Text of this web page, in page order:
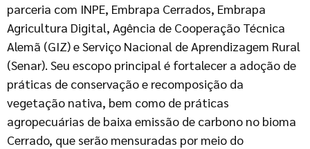
parceria com INPE, Embrapa Cerrados, Embrapa
Agricultura Digital, Agência de Cooperação Técnica
Alemã (GIZ) e Serviço Nacional de Aprendizagem Rural
(Senar). Seu escopo principal é fortalecer a adoção de
práticas de conservação e recomposição da
vegetação nativa, bem como de práticas
agropecuárias de baixa emissão de carbono no bioma
Cerrado, que serão mensuradas por meio do